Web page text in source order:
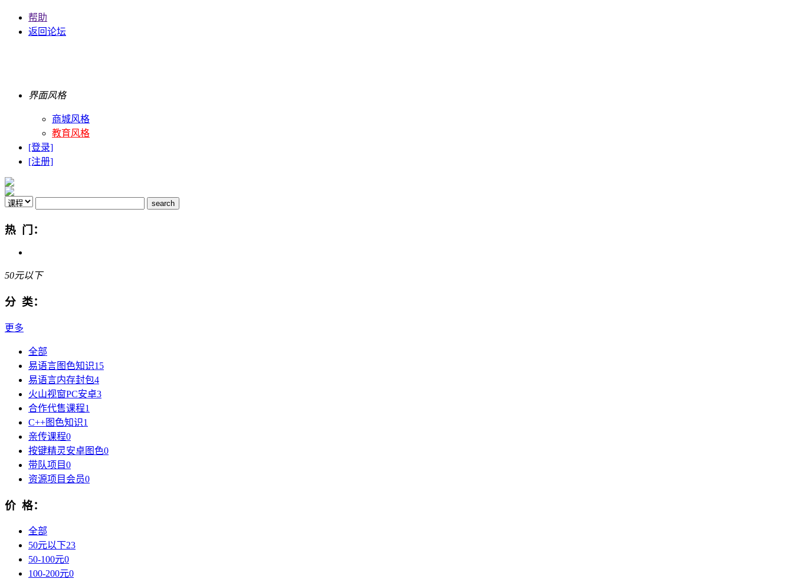
帮助
返回论坛
界面风格
商城风格
教育风格
[登录]
[注册]
热 门：
50元以下
分 类：
更多
全部
易语言图色知识15
易语言内存封包4
火山视窗PC安卓3
合作代售课程1
C++图色知识1
亲传课程0
按键精灵安卓图色0
带队项目0
资源项目会员0
价 格：
全部
50元以下23
50-100元0
100-200元0